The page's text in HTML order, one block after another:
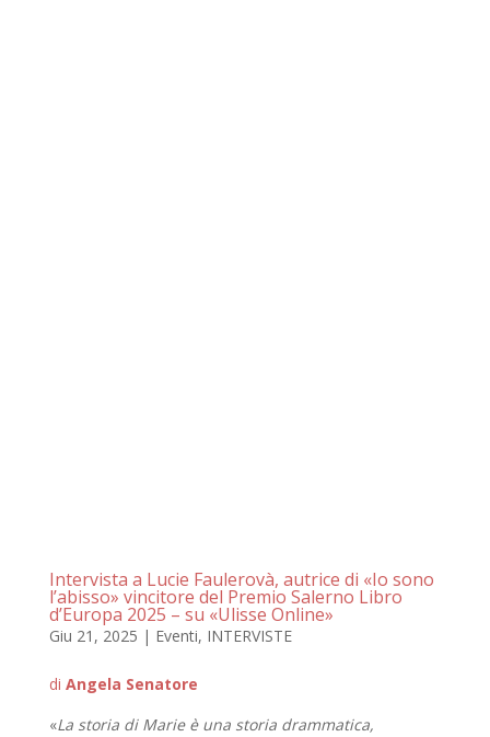
Intervista a Lucie Faulerovà, autrice di «Io sono
l’abisso» vincitore del Premio Salerno Libro
d’Europa 2025 – su «Ulisse Online»
Giu 21, 2025 | Eventi, INTERVISTE
di Angela Senatore
«La storia di Marie è una storia drammatica,